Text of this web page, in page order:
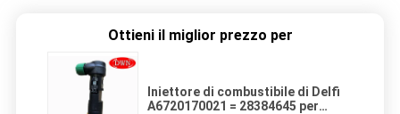
Ottieni il miglior prezzo per
Iniettore di combustibile di Delfi
A6720170021 = 28384645 per